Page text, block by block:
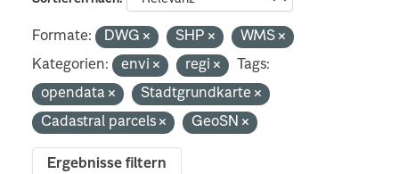
Formate: DWG SHP
WMS
Kategorien:
envi regi
Tags:
opendata
Stadtgrundkarte
Cadastral parcels
GeoSN
Ergebnisse filtern